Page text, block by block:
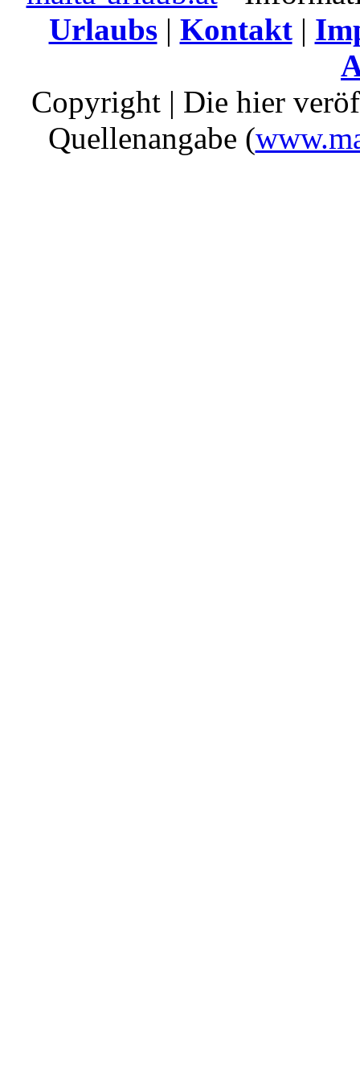
Urlaubs| Kontakt|
Copyright | Die hier
Quellenangabe (